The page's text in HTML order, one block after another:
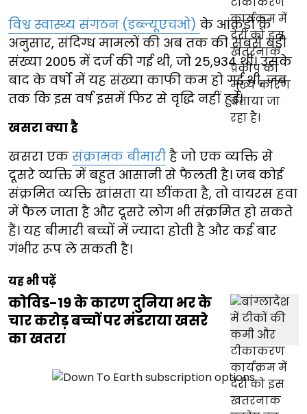
विश्व स्वास्थ्य संगठन (डब्ल्यूएचओ) के आंकड़ों के
अनुसार, संदिग्ध मामलों की अब तक की सबसे बड़ी
संख्या 2005 में दर्ज की गई थी, जो 25,934 थी। उसके
बाद के वर्षों में यह संख्या काफी कम हो गई थी, जब
तक कि इस वर्ष इसमें फिर से वृद्धि नहीं हुई।
खसरा क्या है
खसरा एक संक्रामक बीमारी है जो एक व्यक्ति से
दूसरे व्यक्ति में बहुत आसानी से फैलती है। जब कोई
संक्रमित व्यक्ति खांसता या छींकता है, तो वायरस हवा
में फैल जाता है और दूसरे लोग भी संक्रमित हो सकते
हैं। यह बीमारी बच्चों में ज्यादा होती है और कई बार
गंभीर रूप ले सकती है।
यह भी पढ़ें
कोविड-19 के कारण दुनिया भर के
चार करोड़ बच्चों पर मंडराया खसरे
का खतरा